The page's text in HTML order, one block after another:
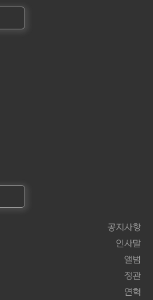
공지사항
인사말
앨범
정관
연혁